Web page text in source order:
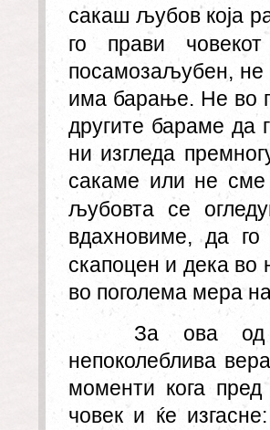
сакаш љубов која
го прави
посамозаљубен,
има барање. Не во
другите бараме да
ни изгледа
сакаме или не
љубовта се
вдахновиме, да го
скапоцен и дека во
во поголема мера
За ова од
непоколеблива
моменти кога
човек и ќе